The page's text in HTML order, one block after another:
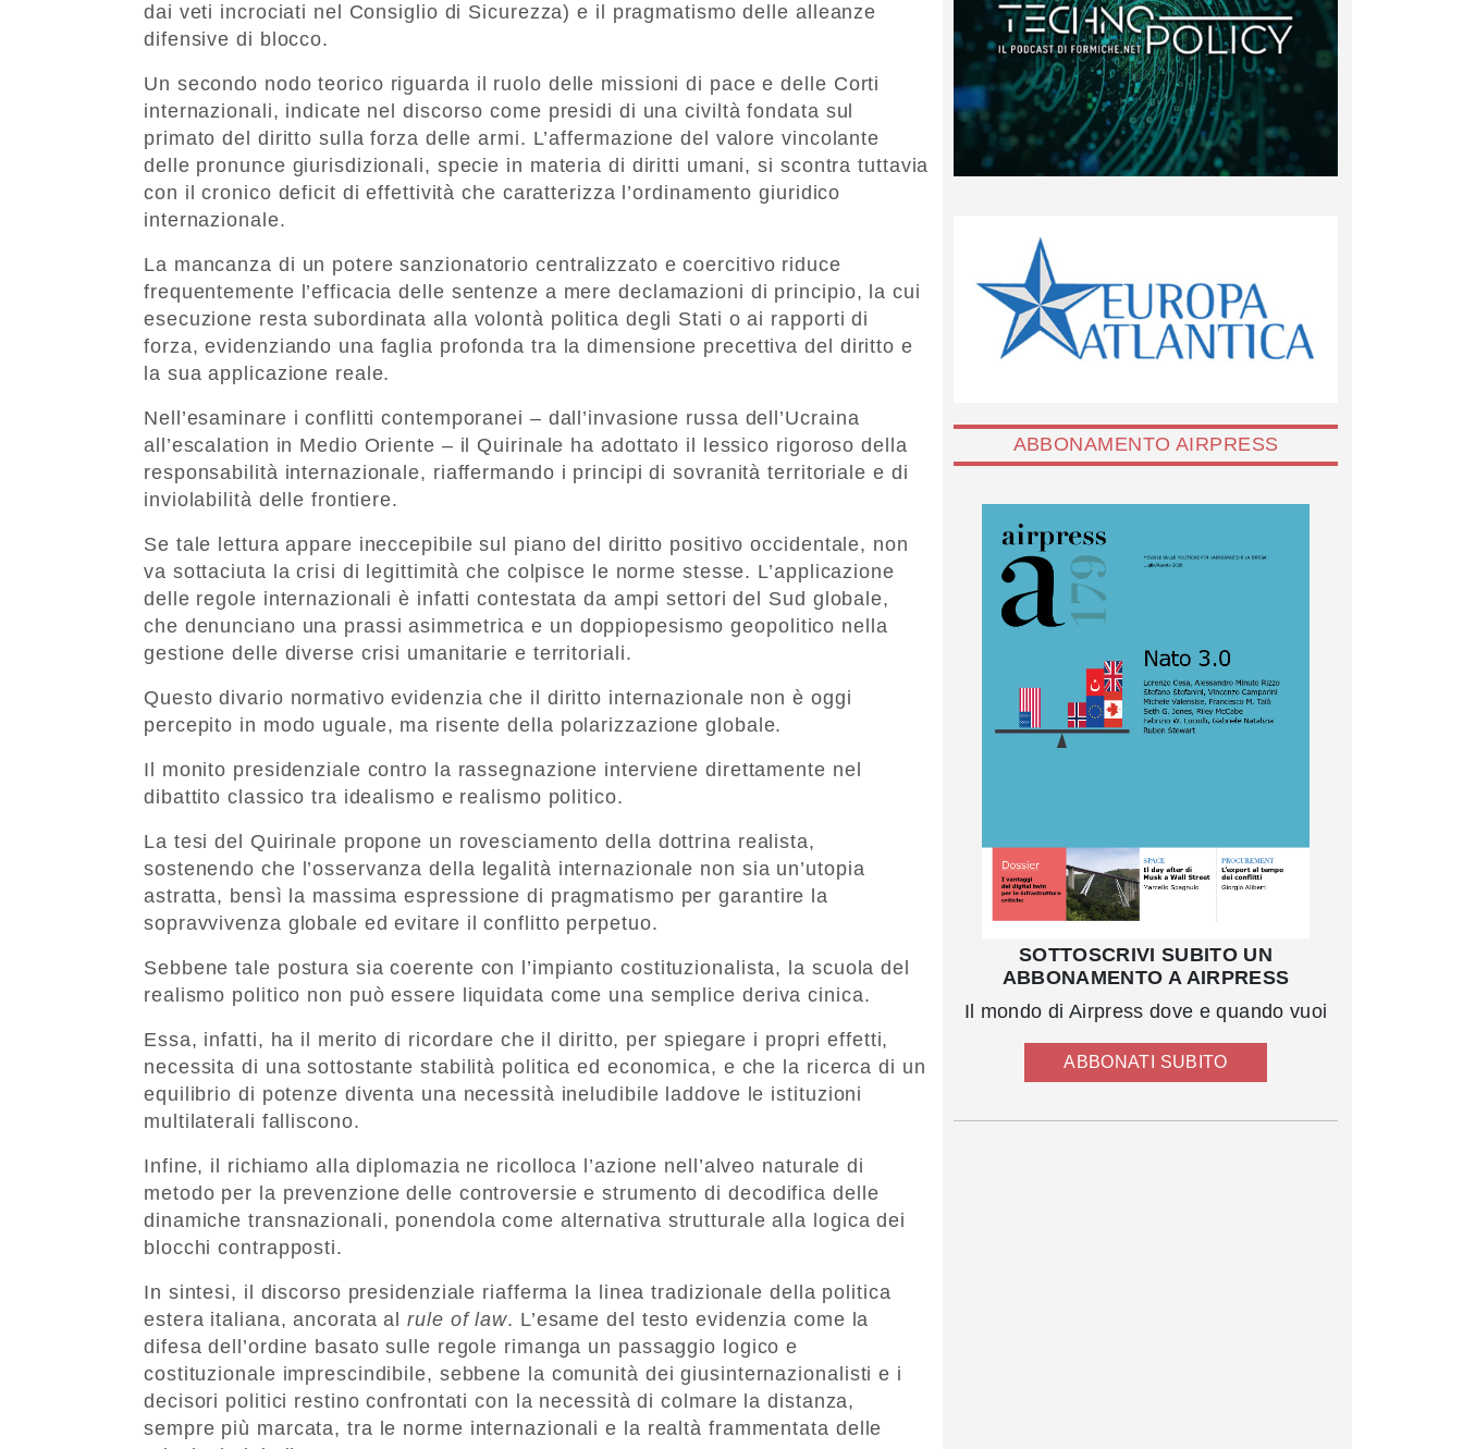
dai veti incrociati nel Consiglio di Sicurezza) e il pragmatismo delle alleanze
difensive di blocco.
Un secondo nodo teorico riguarda il ruolo delle missioni di pace e delle Corti
internazionali, indicate nel discorso come presidi di una civiltà fondata sul
primato del diritto sulla forza delle armi. L’affermazione del valore vincolante
delle pronunce giurisdizionali, specie in materia di diritti umani, si scontra tuttavia
con il cronico deficit di effettività che caratterizza l’ordinamento giuridico
internazionale.
La mancanza di un potere sanzionatorio centralizzato e coercitivo riduce
frequentemente l’efficacia delle sentenze a mere declamazioni di principio, la cui
esecuzione resta subordinata alla volontà politica degli Stati o ai rapporti di
forza, evidenziando una faglia profonda tra la dimensione precettiva del diritto e
la sua applicazione reale.
Nell’esaminare i conflitti contemporanei – dall’invasione russa dell’Ucraina
all’escalation in Medio Oriente – il Quirinale ha adottato il lessico rigoroso della
responsabilità internazionale, riaffermando i principi di sovranità territoriale e di
inviolabilità delle frontiere.
Se tale lettura appare ineccepibile sul piano del diritto positivo occidentale, non
va sottaciuta la crisi di legittimità che colpisce le norme stesse. L’applicazione
delle regole internazionali è infatti contestata da ampi settori del Sud globale,
che denunciano una prassi asimmetrica e un doppiopesismo geopolitico nella
gestione delle diverse crisi umanitarie e territoriali.
Questo divario normativo evidenzia che il diritto internazionale non è oggi
percepito in modo uguale, ma risente della polarizzazione globale.
Il monito presidenziale contro la rassegnazione interviene direttamente nel
dibattito classico tra idealismo e realismo politico.
La tesi del Quirinale propone un rovesciamento della dottrina realista,
sostenendo che l’osservanza della legalità internazionale non sia un’utopia
astratta, bensì la massima espressione di pragmatismo per garantire la
sopravvivenza globale ed evitare il conflitto perpetuo.
Sebbene tale postura sia coerente con l’impianto costituzionalista, la scuola del
realismo politico non può essere liquidata come una semplice deriva cinica.
Essa, infatti, ha il merito di ricordare che il diritto, per spiegare i propri effetti,
necessita di una sottostante stabilità politica ed economica, e che la ricerca di un
equilibrio di potenze diventa una necessità ineludibile laddove le istituzioni
multilaterali falliscono.
Infine, il richiamo alla diplomazia ne ricolloca l’azione nell’alveo naturale di
metodo per la prevenzione delle controversie e strumento di decodifica delle
dinamiche transnazionali, ponendola come alternativa strutturale alla logica dei
blocchi contrapposti.
In sintesi, il discorso presidenziale riafferma la linea tradizionale della politica
estera italiana, ancorata alrule of law. L’esame del testo evidenzia come la
difesa dell’ordine basato sulle regole rimanga un passaggio logico e
costituzionale imprescindibile, sebbene la comunità dei giusinternazionalisti e i
decisori politici restino confrontati con la necessità di colmare la distanza,
sempre più marcata, tra le norme internazionali e la realtà frammentata delle
ABBONAMENTO AIRPRESS
SOTTOSCRIVI SUBITO UN
ABBONAMENTO A AIRPRESS
Il mondo di Airpress dove e quando vuoi
ABBONATI SUBITO